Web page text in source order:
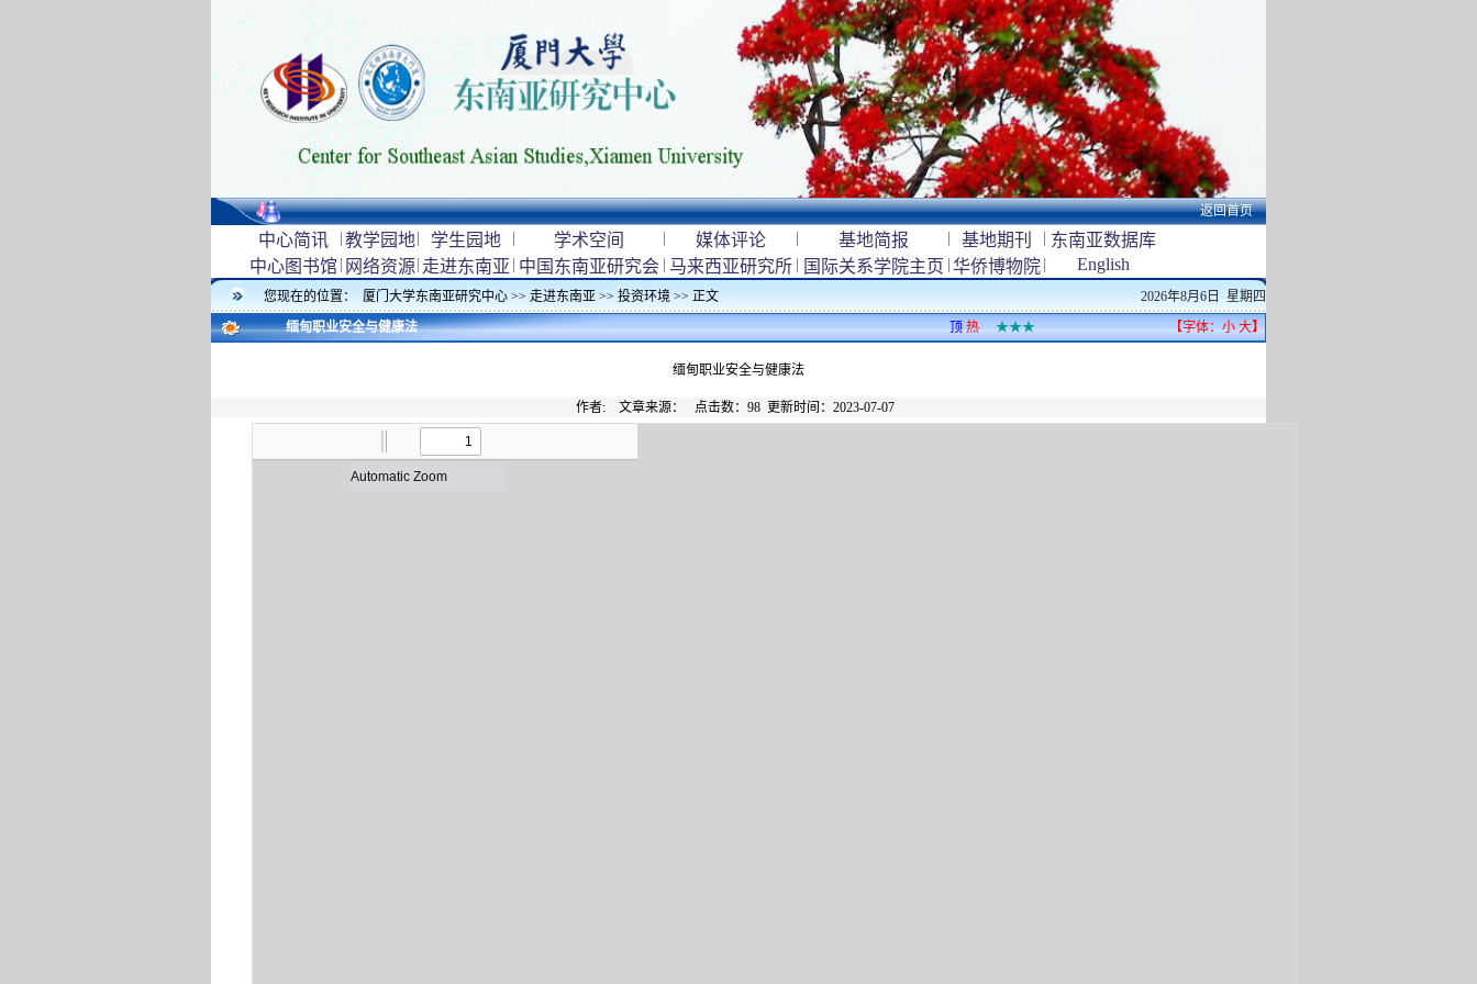
返回首页
中心简讯 |教学园地| 学生园地 | 学术空间 | 媒体评论 | 基地简报 | 基地期刊 | 东南亚数据库
中心图书馆 | 网络资源| 走进东南亚 | 中国东南亚研究会 | 马来西亚研究所 | 国际关系学院主页 |华侨博物院| English
您现在的位置： 厦门大学东南亚研究中心 >> 走进东南亚 >> 投资环境 >> 正文
2026年8月6日 星期四
缅甸职业安全与健康法
顶 热 ★★★ 【字体：小 大】
缅甸职业安全与健康法
作者: 文章来源： 点击数： 98 更新时间：2023-07-07